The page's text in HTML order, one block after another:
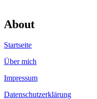
About
Startseite
Über mich
Impressum
Datenschutzerklärung